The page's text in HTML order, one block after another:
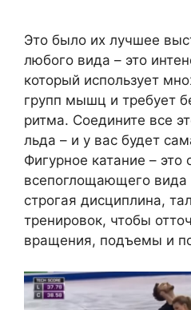
Это было их лучшее
любого вида – это
который использует
групп мышц и требует
ритма. Соедините все
льда – и у вас будет
Фигурное катание – это
всепоглощающего вида
строгая дисциплина,
тренировок, чтобы
вращения, подъемы и